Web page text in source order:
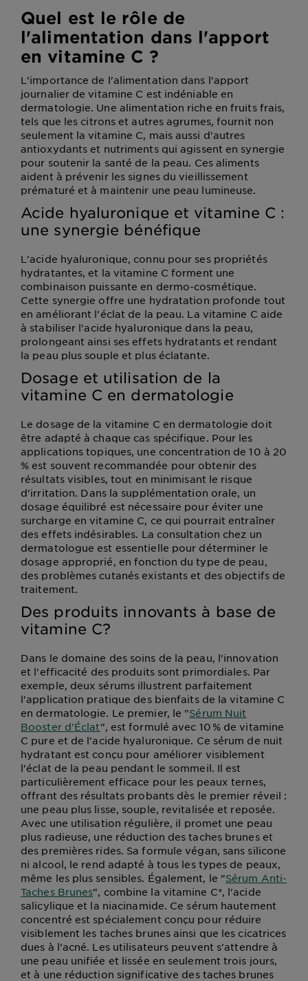
Quel est le rôle de
l'alimentation dans l'apport
en vitamine C ?
L'importance de l'alimentation dans l'apport
journalier de vitamine C est indéniable en
dermatologie. Une alimentation riche en fruits frais,
tels que les citrons et autres agrumes, fournit non
seulement la vitamine C, mais aussi d'autres
antioxydants et nutriments qui agissent en synergie
pour soutenir la santé de la peau. Ces aliments
aident à prévenir les signes du vieillissement
prématuré et à maintenir une peau lumineuse.
Acide hyaluronique et vitamine C :
une synergie bénéfique
L'acide hyaluronique, connu pour ses propriétés
hydratantes, et la vitamine C forment une
combinaison puissante en dermo-cosmétique.
Cette synergie offre une hydratation profonde tout
en améliorant l'éclat de la peau. La vitamine C aide
à stabiliser l'acide hyaluronique dans la peau,
prolongeant ainsi ses effets hydratants et rendant
la peau plus souple et plus éclatante.
Dosage et utilisation de la
vitamine C en dermatologie
Le dosage de la vitamine C en dermatologie doit
être adapté à chaque cas spécifique. Pour les
applications topiques, une concentration de 10 à 20
% est souvent recommandée pour obtenir des
résultats visibles, tout en minimisant le risque
d'irritation. Dans la supplémentation orale, un
dosage équilibré est nécessaire pour éviter une
surcharge en vitamine C, ce qui pourrait entraîner
des effets indésirables. La consultation chez un
dermatologue est essentielle pour déterminer le
dosage approprié, en fonction du type de peau,
des problèmes cutanés existants et des objectifs de
traitement.
Des produits innovants à base de
vitamine C?
Dans le domaine des soins de la peau, l'innovation
et l'efficacité des produits sont primordiales. Par
exemple, deux sérums illustrent parfaitement
l'application pratique des bienfaits de la vitamine C
en dermatologie. Le premier, le "Sérum Nuit
Booster d'Éclat", est formulé avec 10 % de vitamine
C pure et de l'acide hyaluronique. Ce sérum de nuit
hydratant est conçu pour améliorer visiblement
l'éclat de la peau pendant le sommeil. Il est
particulièrement efficace pour les peaux ternes,
offrant des résultats probants dès le premier réveil :
une peau plus lisse, souple, revitalisée et reposée.
Avec une utilisation régulière, il promet une peau
plus radieuse, une réduction des taches brunes et
des premières rides. Sa formule végan, sans silicone
ni alcool, le rend adapté à tous les types de peaux,
même les plus sensibles. Également, le "Sérum Anti-
Taches Brunes", combine la vitamine C*, l'acide
salicylique et la niacinamide. Ce sérum hautement
concentré est spécialement conçu pour réduire
visiblement les taches brunes ainsi que les cicatrices
dues à l'acné. Les utilisateurs peuvent s'attendre à
une peau unifiée et lissée en seulement trois jours,
et à une réduction significative des taches brunes